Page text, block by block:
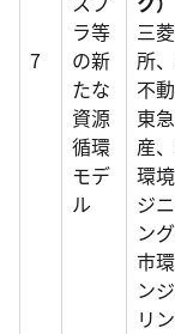
7
ラ等
の新
たな
資源
循環
モデ
ル
三
所
不動
東
産
環
ジ
ン
市
ン
リ